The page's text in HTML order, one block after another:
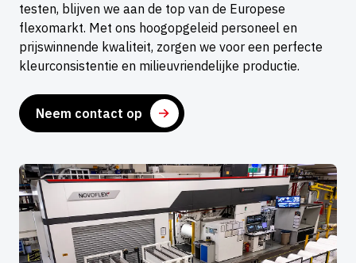
testen, blijven we aan de top van de Europese
flexomarkt. Met ons hoogopgeleid personeel en
prijswinnende kwaliteit, zorgen we voor een perfecte
kleurconsistentie en milieuvriendelijke productie.
Neem contact op